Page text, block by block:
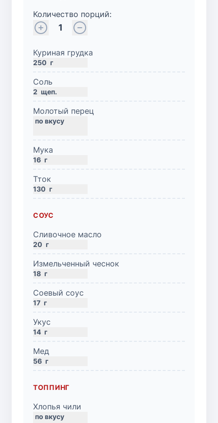
Количество порций:
1
Куриная грудка
250 г
Соль
2 щеп.
Молотый перец
Мука
16 г
Тток
130 г
СОУС
Сливочное масло
20 г
Измельченный чеснок
18 г
Соевый соус
17 г
Укус
14 г
Мед
56 г
ТОППИНГ
Хлопья чили